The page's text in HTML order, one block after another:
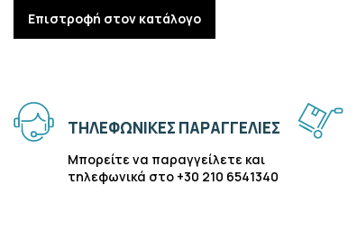
Επιστροφή στον κατάλογο
ΤΗΛΕΦΩΝΙΚΕΣ ΠΑΡΑΓΓΕΛΙΕΣ
Μπορείτε να παραγγείλετε και
τηλεφωνικά στο +30 210 6541340